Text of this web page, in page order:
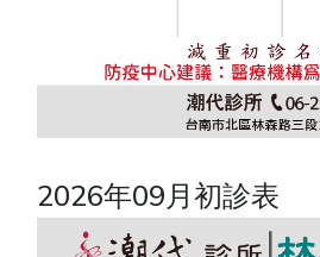
2026年09月初診表